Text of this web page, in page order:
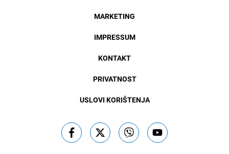
MARKETING
IMPRESSUM
KONTAKT
PRIVATNOST
USLOVI KORIŠTENJA